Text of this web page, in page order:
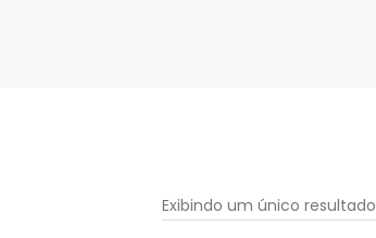
Exibindo um único resultado